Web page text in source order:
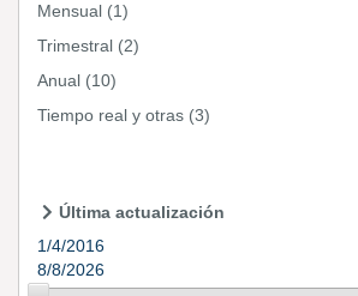
Mensual (1)
Trimestral (2)
Anual (10)
Tiempo real y otras (3)
Última actualización
1/4/2016
8/8/2026